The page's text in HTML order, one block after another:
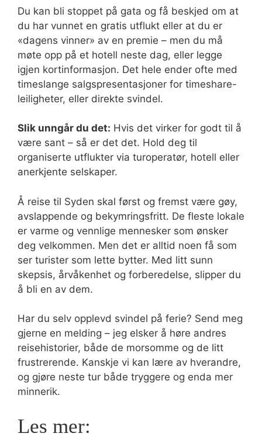
Du kan bli stoppet på gata og få beskjed om at
du har vunnet en gratis utflukt eller at du er
«dagens vinner» av en premie – men du må
møte opp på et hotell neste dag, eller legge
igjen kortinformasjon. Det hele ender ofte med
timeslange salgspresentasjoner for timeshare-
leiligheter, eller direkte svindel.
Slik unngår du det: Hvis det virker for godt til å
være sant – så er det det. Hold deg til
organiserte utflukter via turoperatør, hotell eller
anerkjente selskaper.
Å reise til Syden skal først og fremst være gøy,
avslappende og bekymringsfritt. De fleste lokale
er varme og vennlige mennesker som ønsker
deg velkommen. Men det er alltid noen få som
ser turister som lette bytter. Med litt sunn
skepsis, årvåkenhet og forberedelse, slipper du
å bli en av dem.
Har du selv opplevd svindel på ferie? Send meg
gjerne en melding – jeg elsker å høre andres
reisehistorier, både de morsomme og de litt
frustrerende. Kanskje vi kan lære av hverandre,
og gjøre neste tur både tryggere og enda mer
minnerik.
Les mer: